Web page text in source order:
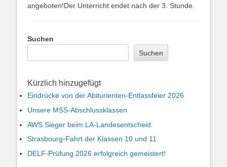
angeboten!Der Unterricht endet nach der 3. Stunde.
Suchen
Suchen
Kürzlich hinzugefügt
Eindrücke von der Abiturienten-Entlassfeier 2026
Unsere MSS-Abschlussklassen
AWS Sieger beim LA-Landesentscheid
Strasbourg-Fahrt der Klassen 10 und 11
DELF-Prüfung 2026 erfolgreich gemeistert!